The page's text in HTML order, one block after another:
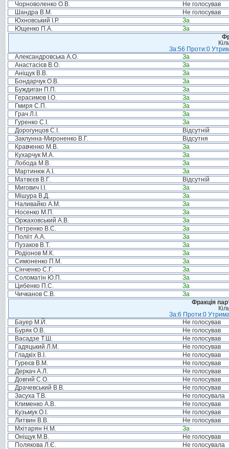
Чорноволенко О.В.
Не голосував
Шандра В.М.
Не голосував
Юхновський І.Р.
За
Ющенко П.А.
За
За:56 Проти:0
Александровська А.О.
За
Анастасієв В.О.
За
Аніщук В.В.
За
Бондарчук О.В.
За
Буждиган П.П.
За
Герасимов І.О.
За
Гмиря С.П.
За
Грач Л.І.
За
Гуренко С.І.
За
Дорогунцов С.І.
Відсутній
Заклунна-Мироненко В.Г.
Відсутня
Кравченко М.В.
За
Кухарчук М.А.
За
Лобода М.В.
За
Мартинюк А.І.
За
Матвєєв В.Г.
Відсутній
Мигович І.І.
За
Мішура В.Д.
За
Наливайко А.М.
За
Носенко М.П.
За
Оржаховський А.В.
За
Петренко В.С.
За
Полііт А.А.
За
Пузаков В.Т.
За
Родіонов М.К.
За
Симоненко П.М.
За
Сінченко С.Г.
За
Соломатін Ю.П.
За
Цибенко П.С.
За
Чичканов С.В.
За
Фракція
За:6 Проти:0
Бауер М.Й.
Не голосував
Буряк О.В.
Не голосував
Васадзе Т.Ш.
Не голосував
Гадяцький Л.М.
Не голосував
Гладкіх В.І.
Не голосував
Гуреєв В.М.
Не голосував
Деркач А.Л.
Не голосував
Довгий С.О.
Не голосував
Драчевський В.В.
Не голосував
Засуха Т.В.
Не голосувала
Клименко А.В.
Не голосував
Кузьмук О.І.
Не голосував
Литвин В.В.
Не голосував
Мхітарян Н.М.
За
Оніщук М.В.
Не голосував
Полякова Л.Є.
Не голосувала